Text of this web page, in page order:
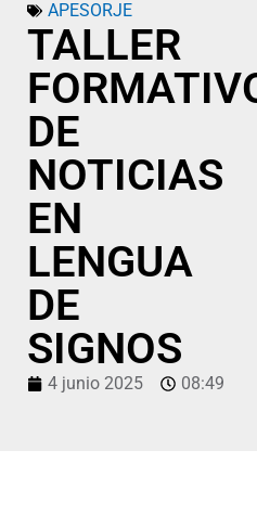
APESORJE
TALLER
DE
NOTICIAS
EN
LENGUA
DE
SIGNOS
4 junio 2025 08:49